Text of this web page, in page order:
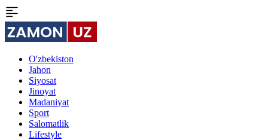
O'zbekiston
Jahon
Siyosat
Jinoyat
Madaniyat
Sport
Salomatlik
Lifestyle